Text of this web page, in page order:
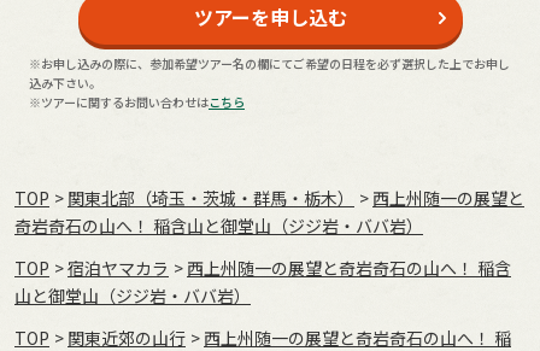
ツアーを申し込む
※お申し込みの際に、参加希望ツアー名の欄にてご希望の日程を必ず選択した上でお申し
込み下さい。
※ツアーに関するお問い合わせはこちら
TOP 関東北部（埼玉・茨城・群馬・栃木）
西上州随一の展望と
奇岩奇石の山へ！ 稲含山と御堂山（ジジ岩・ババ岩）
TOP
宿泊ヤマカラ
西上州随一の展望と奇岩奇石の山へ！ 稲含
山と御堂山（ジジ岩・ババ岩）
TOP
関東近郊の山行
西上州随一の展望と奇岩奇石の山へ！ 稲